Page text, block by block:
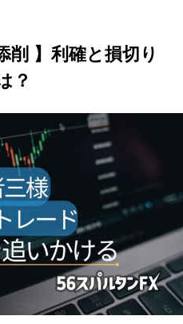
削 】利確と損切り
？